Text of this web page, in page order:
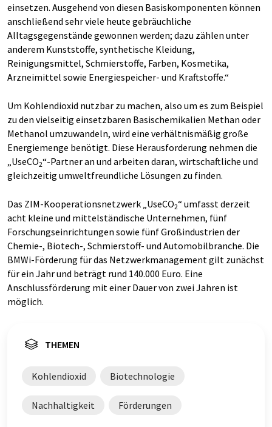
einsetzen. Ausgehend von diesen Basiskomponenten können
anschließend sehr viele heute gebräuchliche
Alltagsgegenstände gewonnen werden; dazu zählen unter
anderem Kunststoffe, synthetische Kleidung,
Reinigungsmittel, Schmierstoffe, Farben, Kosmetika,
Arzneimittel sowie Energiespeicher- und Kraftstoffe.“
Um Kohlendioxid nutzbar zu machen, also um es zum Beispiel
zu den vielseitig einsetzbaren Basischemikalien Methan oder
Methanol umzuwandeln, wird eine verhältnismäßig große
Energiemenge benötigt. Diese Herausforderung nehmen die
„UseCO2“-Partner an und arbeiten daran, wirtschaftliche und
gleichzeitig umweltfreundliche Lösungen zu finden.
Das ZIM-Kooperationsnetzwerk „UseCO2“ umfasst derzeit
acht kleine und mittelständische Unternehmen, fünf
Forschungseinrichtungen sowie fünf Großindustrien der
Chemie-, Biotech-, Schmierstoff- und Automobilbranche. Die
BMWi-Förderung für das Netzwerkmanagement gilt zunächst
für ein Jahr und beträgt rund 140.000 Euro. Eine
Anschlussförderung mit einer Dauer von zwei Jahren ist
möglich.
THEMEN
Kohlendioxid Biotechnologie
Nachhaltigkeit Förderungen